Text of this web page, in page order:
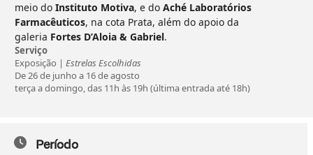
meio do Instituto Motiva, e do Aché Laboratórios
Farmacêuticos, na cota Prata, além do apoio da
galeria Fortes D’Aloia & Gabriel.
Serviço
Exposição | Estrelas Escolhidas
De 26 de junho a 16 de agosto
terça a domingo, das 11h às 19h (última entrada até 18h)
Período